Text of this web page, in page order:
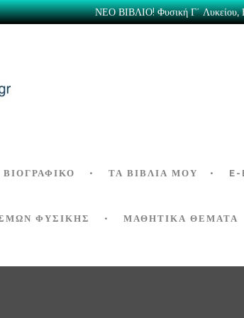
ΝΕΟ ΒΙΒΛΙΟ! Φυσική Γ΄ Λυκείου,
ΒΙΟΓΡΑΦΙΚΌ ΤΑ ΒΙΒΛΊΑ ΜΟΥ E-
ΦΥΣΙΚΗΣ ΜΑΘΗΤΙΚΑ ΘΕΜΑΤΑ